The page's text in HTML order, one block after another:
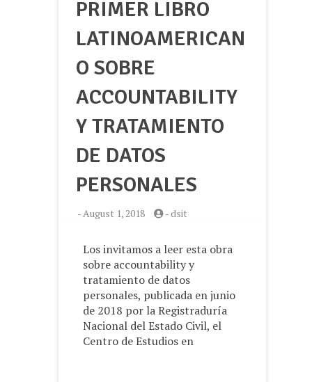
PRIMER LIBRO
LATINOAMERICAN
O SOBRE
ACCOUNTABILITY
Y TRATAMIENTO
DE DATOS
PERSONALES
-August 1, 2018 -dsit
Los invitamos a leer esta obra
sobre accountability y
tratamiento de datos
personales, publicada en junio
de 2018 por la Registraduría
Nacional del Estado Civil, el
Centro de Estudios en